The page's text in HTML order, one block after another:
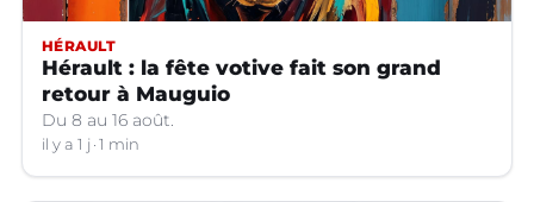
HÉRAULT
Hérault : la fête votive fait son grand
retour à Mauguio
Du 8 au 16 août.
il y a 1 j 1 min